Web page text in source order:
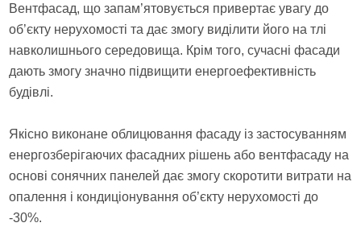
Вентфасад, що запам’ятовується привертає увагу до
об’єкту нерухомості та дає змогу виділити його на тлі
навколишнього середовища. Крім того, сучасні фасади
дають змогу значно підвищити енергоефективність
будівлі.
Якісно виконане облицювання фасаду із застосуванням
енергозберігаючих фасадних рішень або вентфасаду на
основі сонячних панелей дає змогу скоротити витрати на
опалення і кондиціонування об’єкту нерухомості до
-30%.